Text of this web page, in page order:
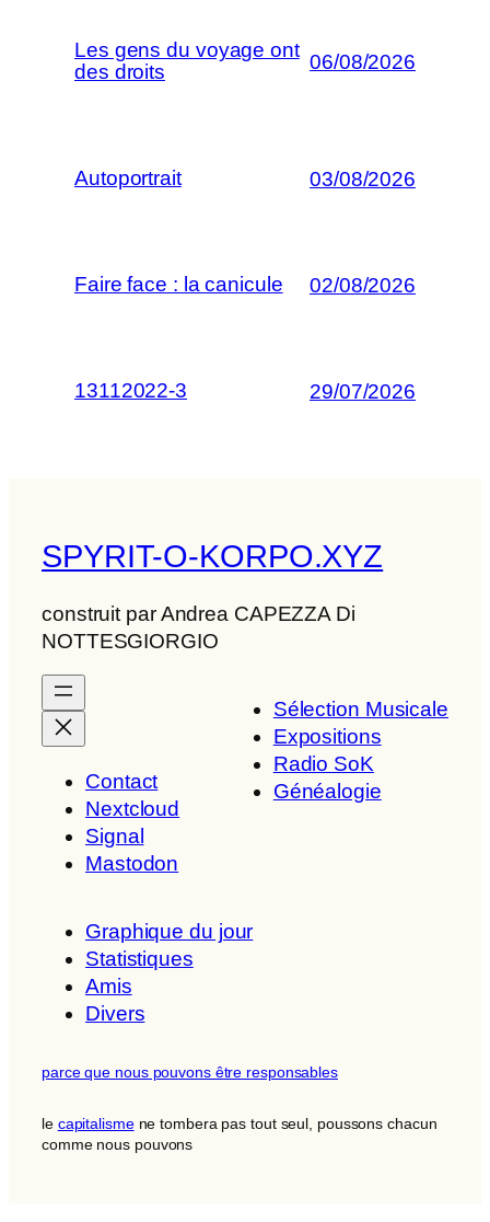
Les gens du voyage ont
des droits
06/08/2026
Autoportrait 03/08/2026
Faire face : la canicule 02/08/2026
13112022-3 29/07/2026
SPYRIT-O-KORPO.XYZ
construit par Andrea CAPEZZA Di
NOTTESGIORGIO
Contact
Nextcloud
Signal
Mastodon
Sélection Musicale
Expositions
Radio SoK
Généalogie
Graphique du jour
Statistiques
Amis
Divers
parce que nous pouvons être responsables
le capitalismene tombera pas tout seul, poussons chacun
comme nous pouvons